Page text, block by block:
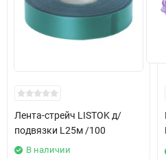
Лента-стрейч LISTOK д/
подвязки L25м /100
В наличии